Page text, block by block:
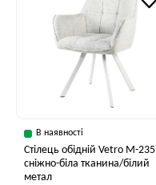
В наявності
Стілець обідній Vetro M-235
сніжно-біла тканина/білий
метал